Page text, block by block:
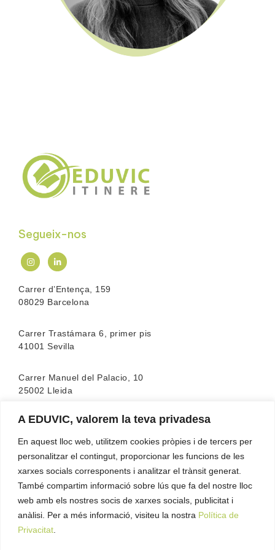
A EDUVIC, valorem la teva privadesa
En aquest lloc web, utilitzem cookies pròpies i de tercers per
personalitzar el contingut, proporcionar les funcions de les
xarxes socials corresponents i analitzar el trànsit generat.
També compartim informació sobre lús que fa del nostre lloc
web amb els nostres socis de xarxes socials, publicitat i
anàlisi. Per a més informació, visiteu la nostra Política de
Privacitat
Segueix-nos
Carrer d’Entença, 159
08029 Barcelona
Carrer Trastámara 6, primer pis
41001 Sevilla
Carrer Manuel del Palacio, 10
25002 Lleida
L’escola compta amb l’acreditació de laFEATF
Familiar)